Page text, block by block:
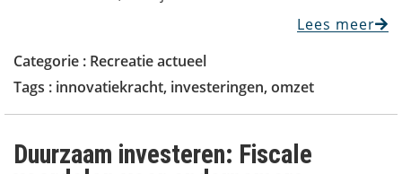
Lees meer
Categorie : Recreatie actueel
Tags : innovatiekracht, investeringen, omzet
Duurzaam investeren: Fiscale